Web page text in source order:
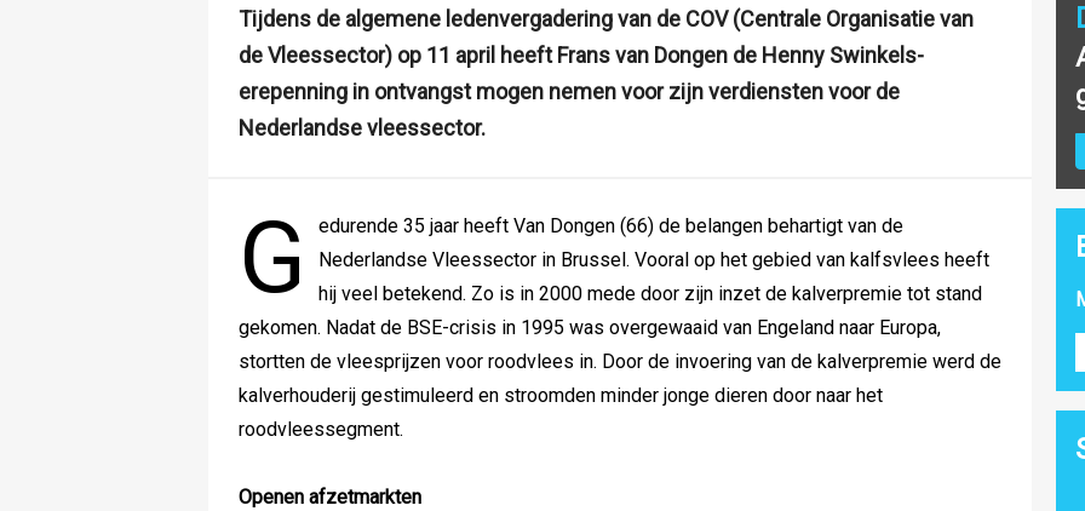
Tijdens de algemene ledenvergadering van de COV (Centrale Organisatie van
de Vleessector) op 11 april heeft Frans van Dongen de Henny Swinkels-
erepenning in ontvangst mogen nemen voor zijn verdiensten voor de
Nederlandse vleessector.
G
edurende 35 jaar heeft Van Dongen (66) de belangen behartigt van de
Nederlandse Vleessector in Brussel. Vooral op het gebied van kalfsvlees heeft
hij veel betekend. Zo is in 2000 mede door zijn inzet de kalverpremie tot stand
gekomen. Nadat de BSE-crisis in 1995 was overgewaaid van Engeland naar Europa,
stortten de vleesprijzen voor roodvlees in. Door de invoering van de kalverpremie werd de
kalverhouderij gestimuleerd en stroomden minder jonge dieren door naar het
roodvleessegment.
Openen afzetmarkten